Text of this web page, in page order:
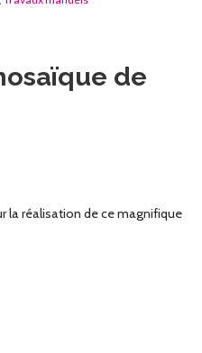
de
la réalisation de ce magnifique